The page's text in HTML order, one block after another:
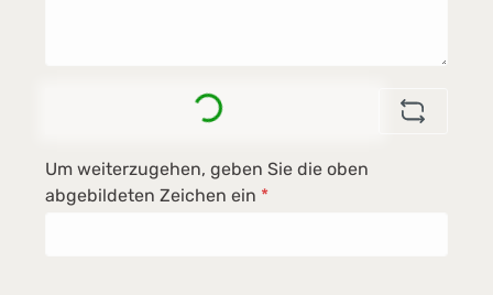
Loading...
Um weiterzugehen, geben Sie die oben
abgebildeten Zeichen ein *